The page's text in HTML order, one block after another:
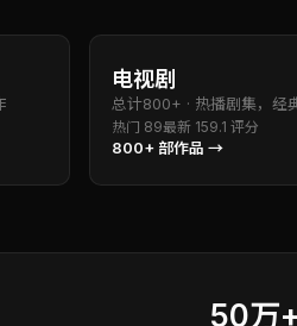
电视剧
总计800+ · 热播剧集，经
热门 89最新 159.1 评分
800+ 部作品 →
50万+